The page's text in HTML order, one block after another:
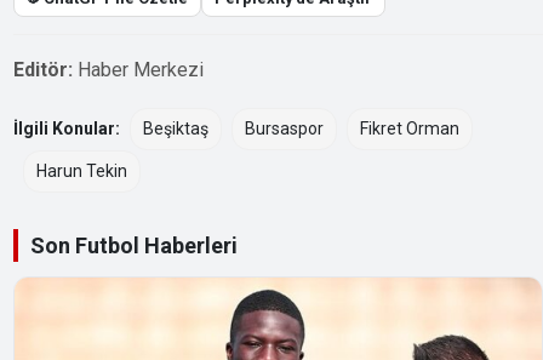
Editör: Haber Merkezi
İlgili Konular: Beşiktaş Bursaspor Fikret Orman
Harun Tekin
Son Futbol Haberleri